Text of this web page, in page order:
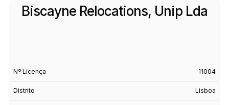
Biscayne Relocations, Unip Lda
Nº Licença 11004
Distrito Lisboa